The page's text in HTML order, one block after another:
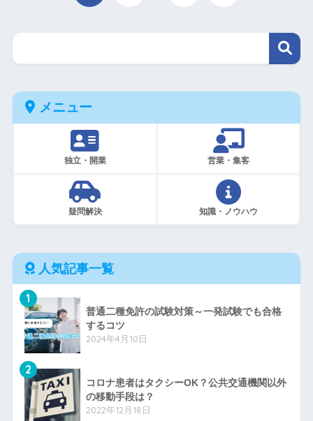
メニュー
独立・開業 営業・集客
疑問解決 知識・ノウハウ
人気記事一覧
1
普通二種免許の試験対策～一発試験でも合格
するコツ
2024年4月10日
2
コロナ患者はタクシーOK？公共交通機関以外
の移動手段は？
2022年12月18日